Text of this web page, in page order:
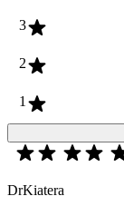
3
2
1
DrKiatera